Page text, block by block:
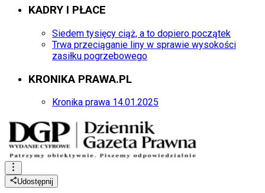
KADRY I PŁACE
Siedem tysięcy ciąż, a to dopiero początek
Trwa przeciąganie liny w sprawie wysokości
zasiłku pogrzebowego
KRONIKA PRAWA.PL
Kronika prawa 14.01.2025
Udostępnij